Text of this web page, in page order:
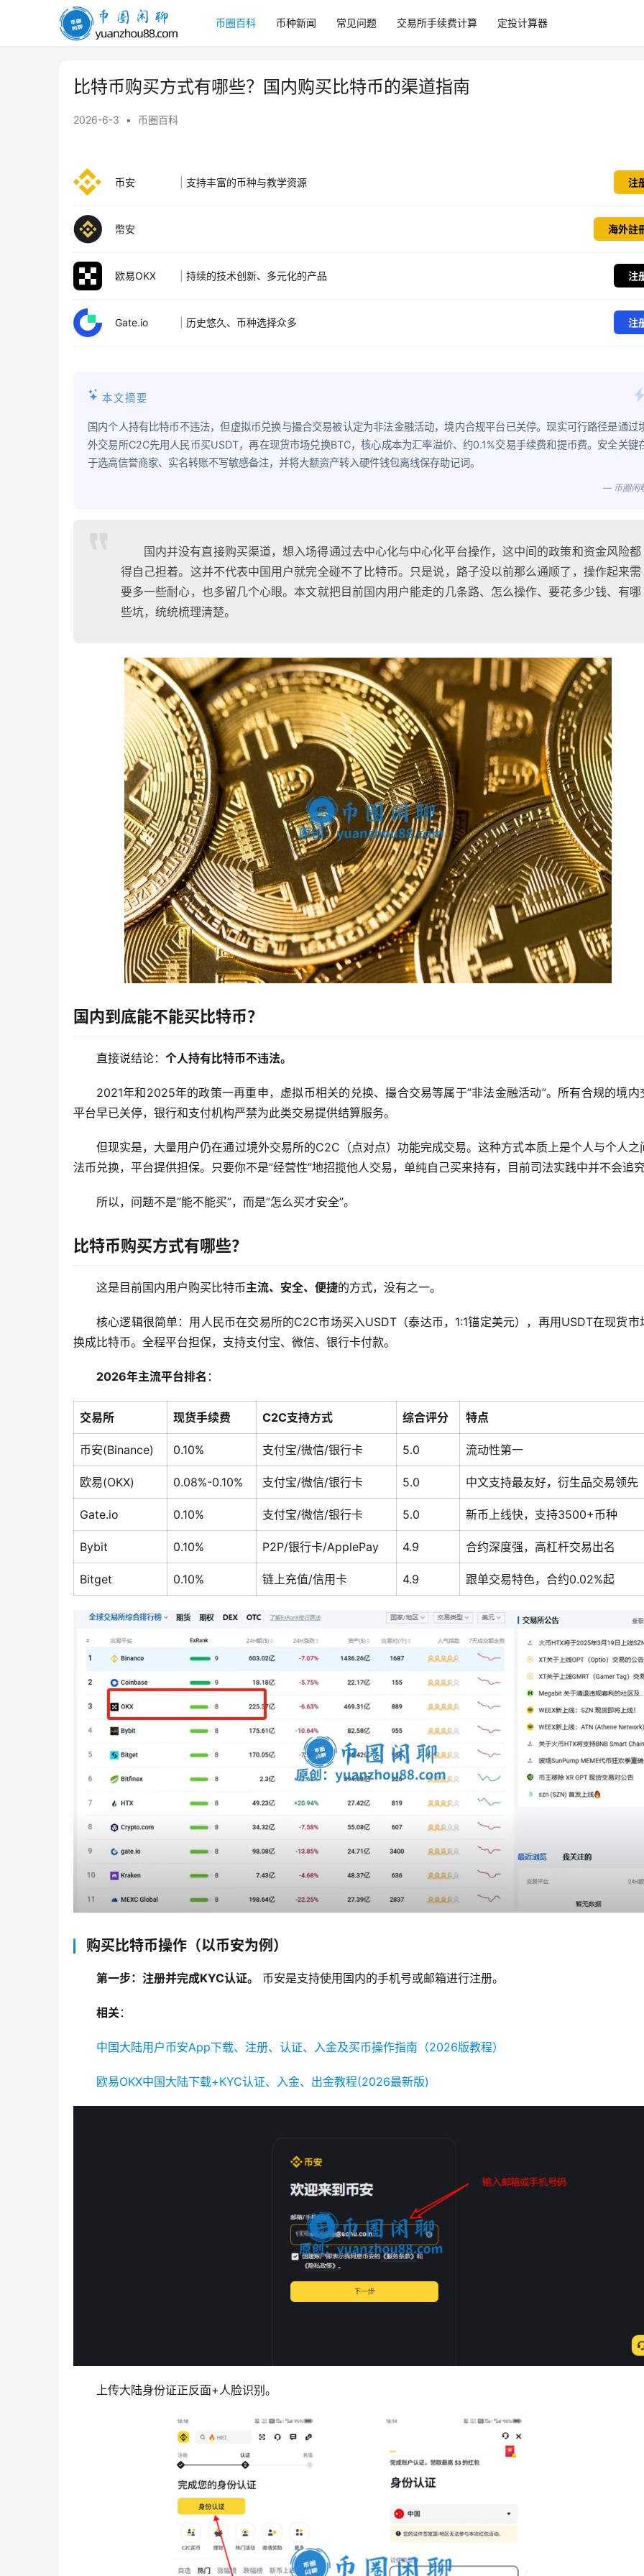
币
圈
币圈百科 币种新闻 常见问题 交易所手续费计算 定投计算器
比特币购买方式有哪些？国内购买比特币的渠道指南
2026-6-3 • 币圈百科
币安 支持丰富的币种与教学资源 注
幣安 海外註
欧易OKX 持续的技术创新、多元化的产品 注
Gate.io 历史悠久、币种选择众多 注
本文摘要
国内个人持有比特币不违法，但虚拟币兑换与撮合交易被认定为非法金融活动，境内合规平台已关停。现实可行路径是通过
外交易所C2C先用人民币买USDT，再在现货市场兑换BTC，核心成本为汇率溢价、约0.1%交易手续费和提币费。安全关键
于选高信誉商家、实名转账不写敏感备注，并将大额资产转入硬件钱包离线保存助记词。
— 币圈闲
国内并没有直接购买渠道，想入场得通过去中心化与中心化平台操作，这中间的政策和资金风险都
得自己担着。这并不代表中国用户就完全碰不了比特币。只是说，路子没以前那么通顺了，操作起来需
要多一些耐心，也多留几个心眼。本文就把目前国内用户能走的几条路、怎么操作、要花多少钱、有哪
些坑，统统梳理清楚。
国内到底能不能买比特币？
直接说结论： 个人持有比特币不违法。
2021年和2025年的政策一再重申，虚拟币相关的兑换、撮合交易等属于”非法金融活动”。所有合规的境内
平台早已关停，银行和支付机构严禁为此类交易提供结算服务。
但现实是，大量用户仍在通过境外交易所的C2C（点对点）功能完成交易。这种方式本质上是个人与个人之
法币兑换，平台提供担保。只要你不是”经营性”地招揽他人交易，单纯自己买来持有，目前司法实践中并不会追
所以，问题不是”能不能买”，而是”怎么买才安全”。
比特币购买方式有哪些？
这是目前国内用户购买比特币主流、安全、便捷的方式，没有之一。
核心逻辑很简单：用人民币在交易所的C2C市场买入USDT（泰达币，1:1锚定美元），再用USDT在现货市
换成比特币。全程平台担保，支持支付宝、微信、银行卡付款。
2026年主流平台排名 ：
交易所 现货手续费 C2C支持方式 综合评分 特点
币安(Binance) 0.10% 支付宝/微信/银行卡 5.0 流动性第一
欧易(OKX) 0.08%-0.10% 支付宝/微信/银行卡 5.0 中文支持最友好，衍生品交易领先
Gate.io 0.10% 支付宝/微信/银行卡 5.0 新币上线快，支持3500+币种
Bybit 0.10% P2P/银行卡/ApplePay 4.9 合约深度强，高杠杆交易出名
Bitget 0.10% 链上充值/信用卡 4.9 跟单交易特色，合约0.02%起
购买比特币操作（以币安为例）
第一步：注册并完成KYC认证。 币安是支持使用国内的手机号或邮箱进行注册。
相关：
中国大陆用户币安App下载、注册、认证、入金及买币操作指南（2026版教程）
欧易OKX中国大陆下载+KYC认证、入金、出金教程(2026最新版)
上传大陆身份证正反面+人脸识别。